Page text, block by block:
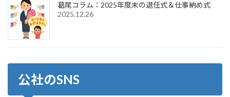
葛尾コラム：2025年度末の退任式＆仕事納め式
2025.12.26
公社のSNS